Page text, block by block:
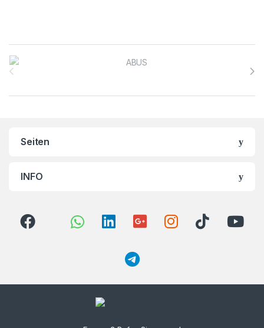
Brands Carousel
Seiten
INFO